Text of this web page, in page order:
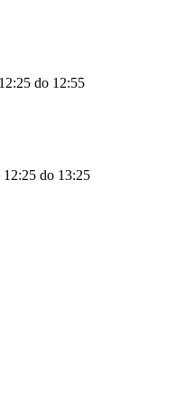
do 12:55
12:25 do 13:25